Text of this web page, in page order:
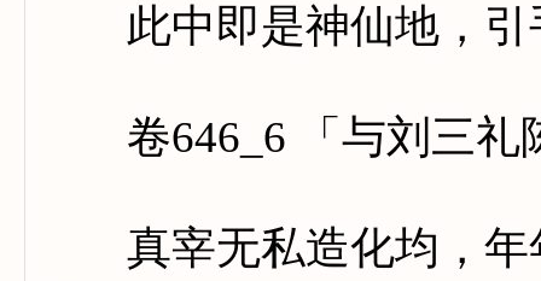
此中即是神仙地，引
卷646_6 「与刘三礼
真宰无私造化均，年